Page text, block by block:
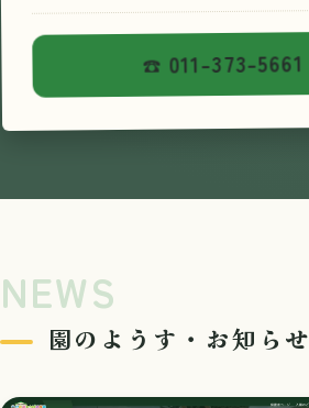
011-373-5661
NEWS
園のようす・お知らせ